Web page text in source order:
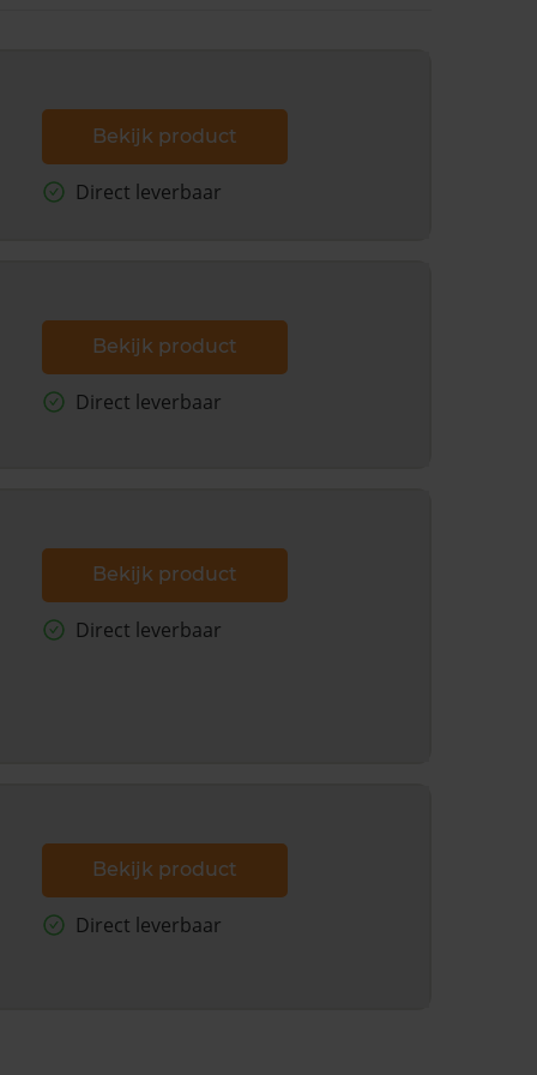
Bekijk product
Direct leverbaar
Bekijk product
Direct leverbaar
Bekijk product
Direct leverbaar
Bekijk product
Direct leverbaar